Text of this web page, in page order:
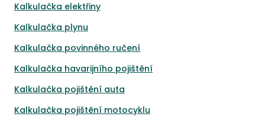
Kalkulačka elektřiny
Kalkulačka plynu
Kalkulačka povinného ručení
Kalkulačka havarijního pojištění
Kalkulačka pojištění auta
Kalkulačka pojištění motocyklu